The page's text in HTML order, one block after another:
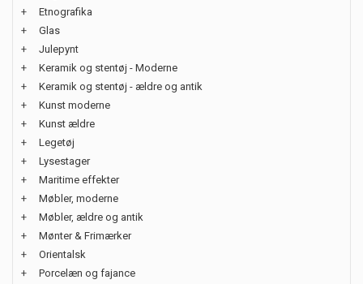
+
Etnografika
+
Glas
+
Julepynt
+
Keramik og stentøj - Moderne
+
Keramik og stentøj - ældre og antik
+
Kunst moderne
+
Kunst ældre
+
Legetøj
+
Lysestager
+
Maritime effekter
+
Møbler, moderne
+
Møbler, ældre og antik
+
Mønter & Frimærker
+
Orientalsk
+
Porcelæn og fajance